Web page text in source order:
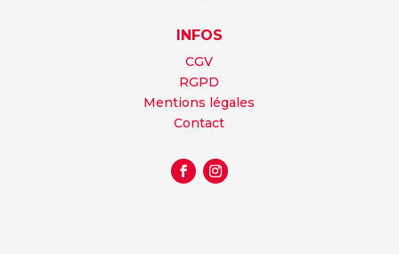
INFOS
CGV
RGPD
Mentions légales
Contact